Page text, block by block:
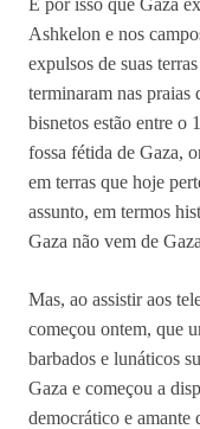
Ashkelon e nos
expulsos de suas
terminaram nas praias
bisnetos estão entre o
fossa fétida de Gaza,
em terras que hoje
assunto, em termos
Gaza não vem de
Mas, ao assistir aos
começou ontem, que
barbados e lunáticos
Gaza e começou a
democrático e amante